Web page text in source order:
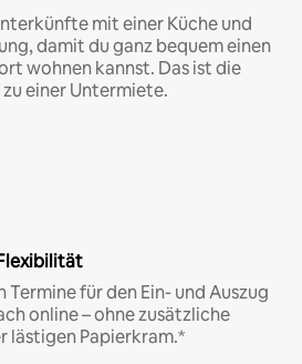
mit einer Küche und
damit du ganz bequem einen
wohnen kannst. Das ist die
einer Untermiete.
Termine für den Ein- und Auszug
online – ohne zusätzliche
lästigen Papierkram.*